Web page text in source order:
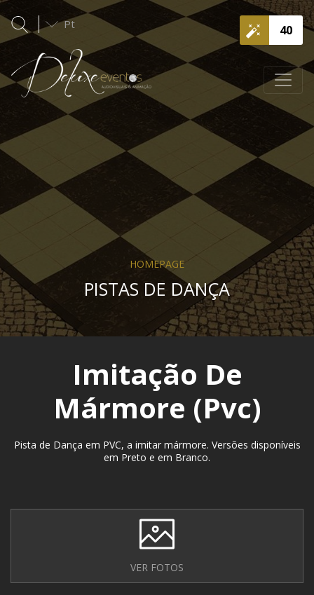
40
Pt
HOMEPAGE
PISTAS DE DANÇA
Imitação De
Mármore (pvc)
Pista de Dança em PVC, a imitar mármore. Versões disponíveis
em Preto e em Branco.
VER FOTOS